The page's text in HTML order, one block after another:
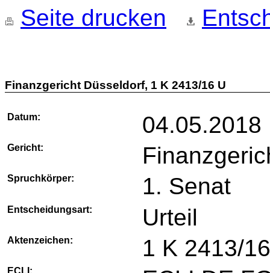
Seite drucken
Finanzgericht Düsseldorf, 1 K 2413/16 U
Datum: 04.05.2018
Gericht:
Spruchkörper: 1. Senat
Entscheidungsart: Urteil
Aktenzeichen: 1 K 2413/
ECLI: